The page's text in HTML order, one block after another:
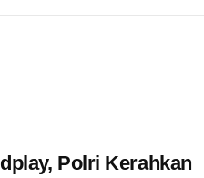
Polri Kerahkan